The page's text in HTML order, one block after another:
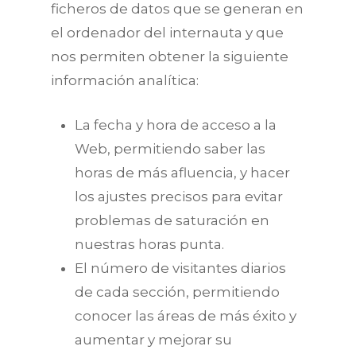
ficheros de datos que se generan en
el ordenador del internauta y que
nos permiten obtener la siguiente
información analítica:
La fecha y hora de acceso a la
Web, permitiendo saber las
horas de más afluencia, y hacer
los ajustes precisos para evitar
problemas de saturación en
nuestras horas punta.
El número de visitantes diarios
de cada sección, permitiendo
conocer las áreas de más éxito y
aumentar y mejorar su